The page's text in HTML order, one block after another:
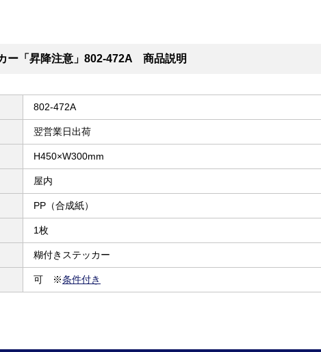
ー「昇降注意」802-472A 商品説明
802-472A
翌営業日出荷
H450×W300mm
屋内
PP（合成紙）
1枚
糊付きステッカー
可 ※条件付き